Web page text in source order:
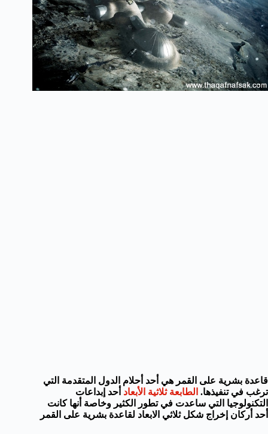
قاعدة بشرية على القمر هي أحد أحلام الدول المتقدمة التي
ترغب في تنفيذها. الطابعة ثلاثية الأبعاد أحد إبداعات
التكنولوجيا التي ساعدت في تطور الكثير وخاصة أنها كانت
أحد أركان إخراج شكل ثلاثي الابعاد لقاعدة بشرية على القمر